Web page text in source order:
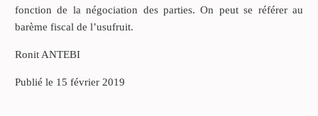
fonction de la négociation des parties. On peut se référer au
barème fiscal de l’usufruit.
Ronit ANTEBI
Publié le 15 février 2019